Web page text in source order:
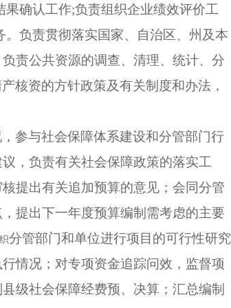
确认工作;负责组织企业绩效评价工
负责贯彻落实国家、自治区、州及本
责公共资源的调查、清理、统计、分
核资的方针政策及有关制度和办法，
参与社会保障体系建设和分管部门行
，负责有关社会保障政策的落实工
提出有关追加预算的意见；会同分管
提出下一年度预算编制需考虑的主要
分管部门和单位进行项目的可行性研究
情况；对专项资金追踪问效，监督项
级社会保障经费预、决算；汇总编制